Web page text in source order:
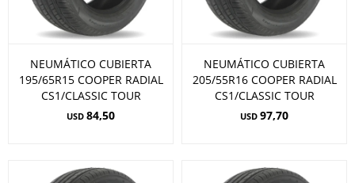
NEUMÁTICO CUBIERTA
195/65R15 COOPER RADIAL
CS1/CLASSIC TOUR
USD 84,50
NEUMÁTICO CUBIERTA
205/55R16 COOPER RADIAL
CS1/CLASSIC TOUR
USD 97,70